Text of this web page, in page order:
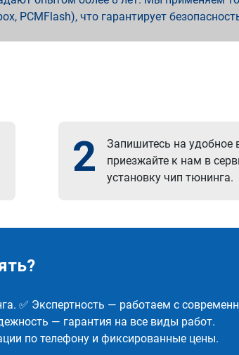
PCMFlash), что гарантирует
2
Запишитесь на удобное
приезжайте к нам в
установку чип тюнинга.
✅ Экспертность — работаем с
— гарантия на все виды работ.
по телефону и фиксированные цены.